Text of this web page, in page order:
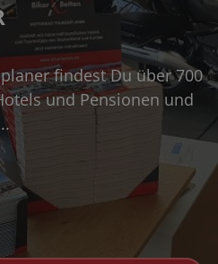
findest Du über 700
und Pensionen und